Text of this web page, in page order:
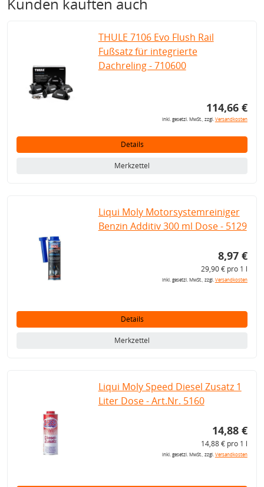
Kunden kauften auch
THULE 7106 Evo Flush Rail
Fußsatz für integrierte
Dachreling - 710600
114,66 €
inkl. gesetzl. MwSt., zzgl.Versandkosten
Details
Merkzettel
Liqui Moly Motorsystemreiniger
Benzin Additiv 300 ml Dose - 5129
8,97 €
29,90 € pro 1 l
inkl. gesetzl. MwSt., zzgl.Versandkosten
Details
Merkzettel
Liqui Moly Speed Diesel Zusatz 1
Liter Dose - Art.Nr. 5160
14,88 €
14,88 € pro 1 l
inkl. gesetzl. MwSt., zzgl.Versandkosten